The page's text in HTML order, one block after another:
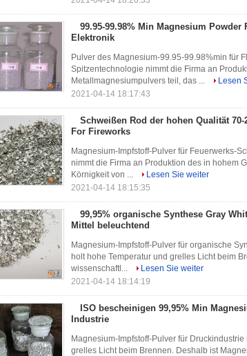
99.95-99.98% Min Magnesium
Elektronik
Pulver des Magnesium-99.95-99.98%min für
Spitzentechnologie nimmt die Firma an
Metallmagnesiumpulvers teil, das ...
Lesen
2021-04-14 18:17:43
Schweißen Rod der hohen Qualität
For Fireworks
Magnesium-Impfstoff-Pulver für Feuerwerks-
nimmt die Firma an Produktion des in hohem
Körnigkeit von ...
Lesen Sie weiter
2021-04-14 18:15:35
99,95% organische Synthese Gray
Mittel beleuchtend
Magnesium-Impfstoff-Pulver für organische
holt hohe Temperatur und grelles Licht beim
wissenschaftl...
Lesen Sie weiter
2021-04-14 18:14:19
ISO bescheinigen 99,95% Min
Industrie
Magnesium-Impfstoff-Pulver für
grelles Licht beim Brennen. Deshalb ist